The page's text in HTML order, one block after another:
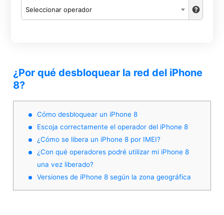
Seleccionar operador
¿Por qué desbloquear la red del iPhone
8?
Cómo desbloquear un iPhone 8
Escoja correctamente el operador del iPhone 8
¿Cómo se libera un iPhone 8 por IMEI?
¿Con qué operadores podré utilizar mi iPhone 8
una vez liberado?
Versiones de iPhone 8 según la zona geográfica